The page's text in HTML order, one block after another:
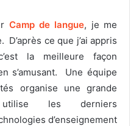
Camp de langue, je me
ce que j’ai appris
la meilleure façon
s’amusant. Une équipe
organise une grande
utilise les derniers
d’enseignement